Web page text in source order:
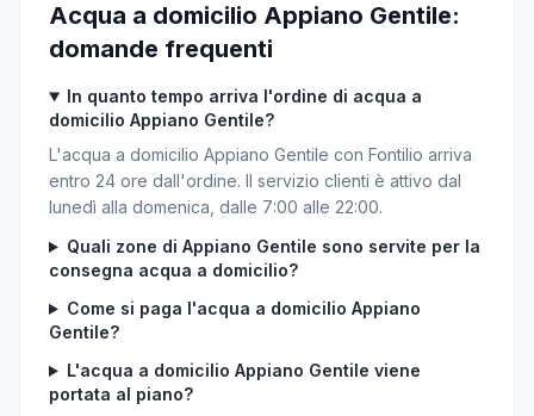
Acqua a domicilio Appiano Gentile:
domande frequenti
In quanto tempo arriva l'ordine di acqua a
domicilio Appiano Gentile?
L'acqua a domicilio Appiano Gentile con Fontilio arriva
entro 24 ore dall'ordine. Il servizio clienti è attivo dal
lunedì alla domenica, dalle 7:00 alle 22:00.
Quali zone di Appiano Gentile sono servite per la
consegna acqua a domicilio?
Come si paga l'acqua a domicilio Appiano
Gentile?
L'acqua a domicilio Appiano Gentile viene
portata al piano?